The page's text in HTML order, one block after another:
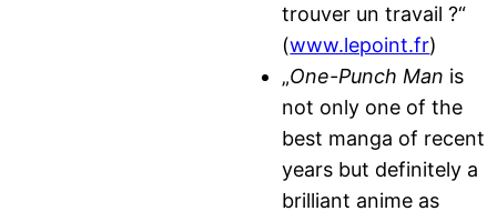
trouver un travail ?“
(www.lepoint.fr)
„One-Punch Man is
not only one of the
best manga of recent
years but definitely a
brilliant anime as